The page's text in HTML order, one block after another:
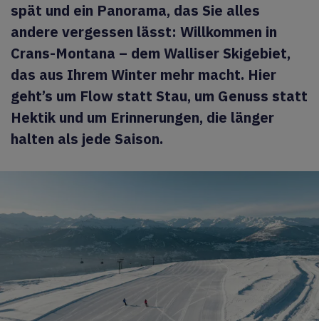
spät und ein Panorama, das Sie alles
andere vergessen lässt: Willkommen in
Crans-Montana – dem Walliser Skigebiet,
das aus Ihrem Winter mehr macht. Hier
geht’s um Flow statt Stau, um Genuss statt
Hektik und um Erinnerungen, die länger
halten als jede Saison.